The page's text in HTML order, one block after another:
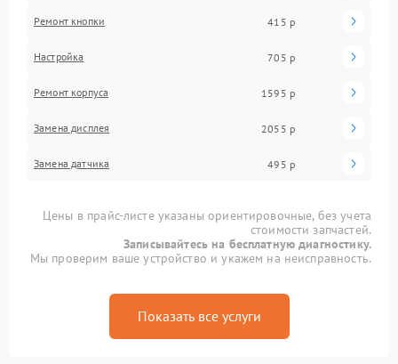
Ремонт кнопки 415 р
Настройка 705 р
Ремонт корпуса 1595 р
Замена дисплея 2055 р
Замена датчика 495 р
Цены в прайс-листе указаны ориентировочные, без учета
стоимости запчастей.
Записывайтесь на бесплатную диагностику.
Мы проверим ваше устройство и укажем на неисправность.
Показать все услуги